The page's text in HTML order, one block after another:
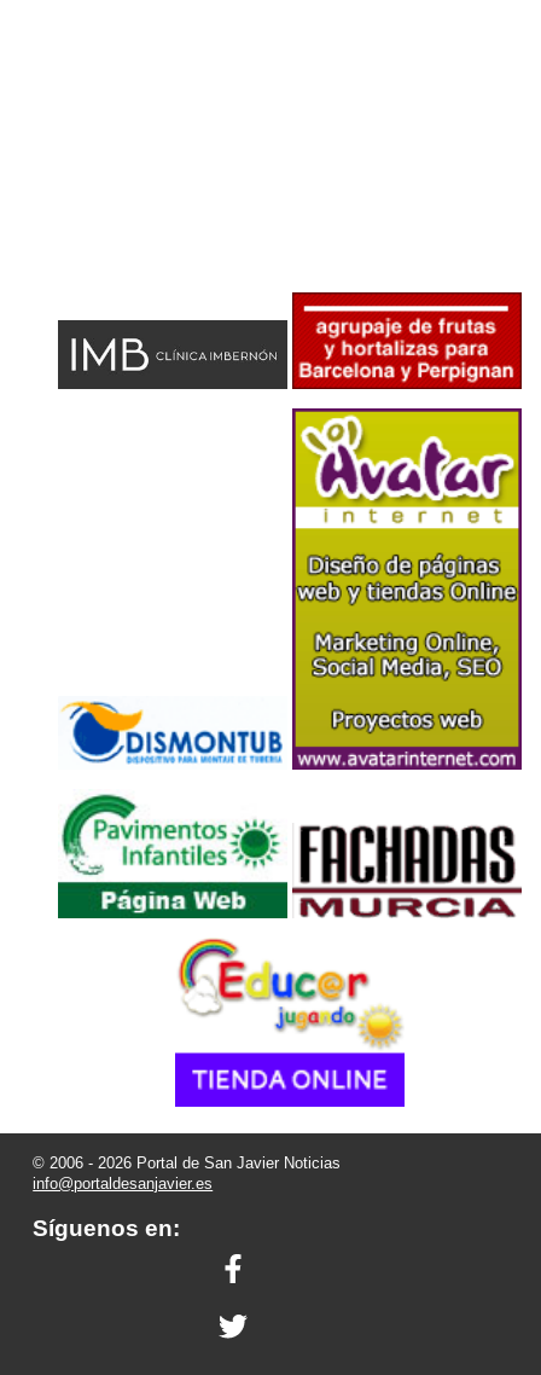
© 2006 - 2026 Portal de San Javier Noticias
info@portaldesanjavier.es
Síguenos en: